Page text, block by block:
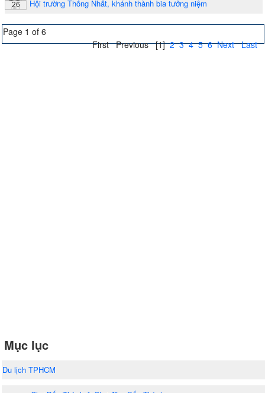
26 Hội trường Thống Nhất, khánh thành bia tưởng niệm
Page 1 of 6
First Previous [1] 2 3 4 5 6 Next Last
Mục lục
Du lịch TPHCM